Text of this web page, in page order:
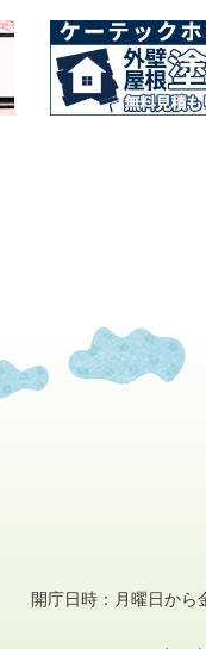
開庁日時：月曜日から